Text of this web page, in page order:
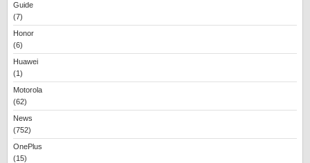
Guide
(7)
Honor
(6)
Huawei
(1)
Motorola
(62)
News
(752)
OnePlus
(15)